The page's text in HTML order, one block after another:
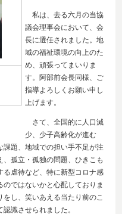
私は、去る六月の当協
議会理事会において、会
長に選任されました。地
域の福祉環境の向上のた
め、頑張ってまいりま
す。阿部前会長同様、ご
指導よろしくお願い申し
上げます。
さて、全国的に人口減
少、少子高齢化が進む
題、地域での担い手不足が注
孤立・孤独の問題、ひきこも
る虐待など、特に新型コロナ感
ではないかと心配しておりま
し、笑いあえる当たり前のこ
識させられました。